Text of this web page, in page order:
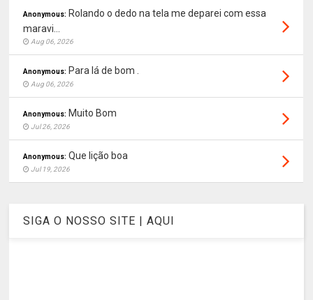
Anonymous: Rolando o dedo na tela me deparei com essa
maravi...
Aug 06, 2026
Anonymous: Para lá de bom .
Aug 06, 2026
Anonymous: Muito Bom
Jul 26, 2026
Anonymous: Que lição boa
Jul 19, 2026
SIGA O NOSSO SITE | AQUI